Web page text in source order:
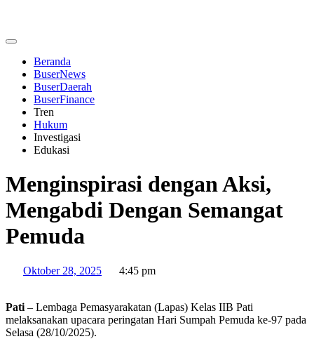
Beranda
BuserNews
BuserDaerah
BuserFinance
Tren
Hukum
Investigasi
Edukasi
Menginspirasi dengan Aksi,
Mengabdi Dengan Semangat
Pemuda
Oktober 28, 2025 4:45 pm
Pati – Lembaga Pemasyarakatan (Lapas) Kelas IIB Pati
melaksanakan upacara peringatan Hari Sumpah Pemuda ke-97 pada
Selasa (28/10/2025).